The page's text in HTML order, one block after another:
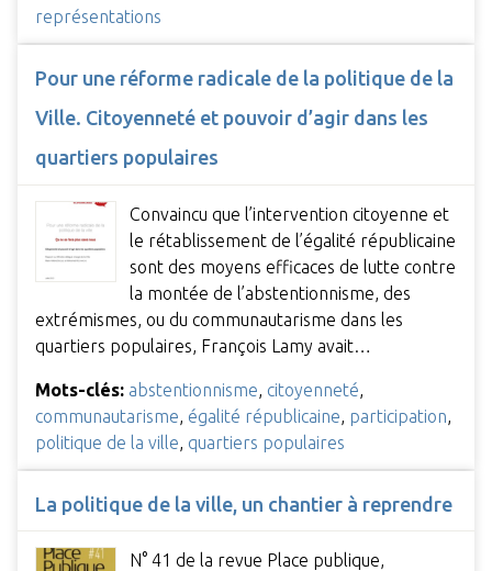
représentations
Pour une réforme radicale de la politique de la
Ville. Citoyenneté et pouvoir d’agir dans les
quartiers populaires
Convaincu que l’intervention citoyenne et
le rétablissement de l’égalité républicaine
sont des moyens efficaces de lutte contre
la montée de l’abstentionnisme, des
extrémismes, ou du communautarisme dans les
quartiers populaires, François Lamy avait…
Mots-clés: abstentionnisme citoyenneté
communautarisme égalité républicaine participation
politique de la ville quartiers populaires
La politique de la ville, un chantier à reprendre
N° 41 de la revue Place publique,